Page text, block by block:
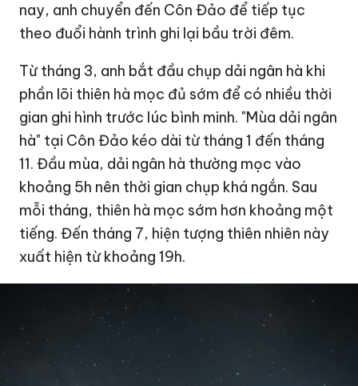
nay, anh chuyển đến Côn Đảo để tiếp tục
theo đuổi hành trình ghi lại bầu trời đêm.
Từ tháng 3, anh bắt đầu chụp dải ngân hà khi
phần lõi thiên hà mọc đủ sớm để có nhiều thời
gian ghi hình trước lúc bình minh. "Mùa dải ngân
hà" tại Côn Đảo kéo dài từ tháng 1 đến tháng
11. Đầu mùa, dải ngân hà thường mọc vào
khoảng 5h nên thời gian chụp khá ngắn. Sau
mỗi tháng, thiên hà mọc sớm hơn khoảng một
tiếng. Đến tháng 7, hiện tượng thiên nhiên này
xuất hiện từ khoảng 19h.